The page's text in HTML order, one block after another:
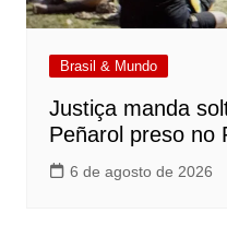
Brasil & Mundo
Justiça manda
Peñarol preso no
6 de agosto de 2026